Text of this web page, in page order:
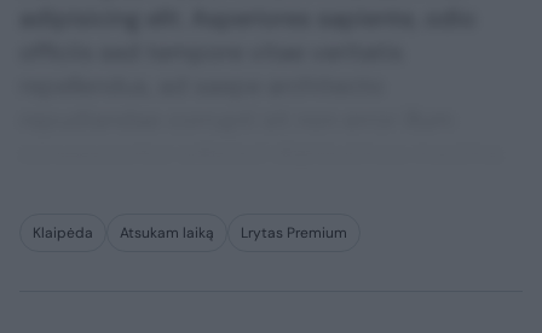
Klaipėda Atsukam laiką Lrytas Premium